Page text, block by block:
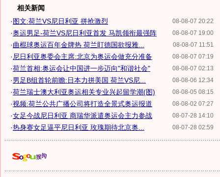
相关新闻
08-08-07 20:22
·图文:荷兰VS尼日利亚 拼抢激烈
08-08-07 19:00
·奥运男足-荷兰VS尼日利亚首发 马凯领衔最强阵
08-08-07 11:51
·曲棍球奥运百年金牌热 荷兰盯德国欲报雅...
08-08-07 07:19
· 尼日利亚奥委会主席:北京为奥运会做充分准备
08-08-07 02:13
·荷兰首相:奥运会让中国进一步迈向"和谐社会"
08-08-06 12:34
·男足B组首轮前瞻:日本力拼美国 荷兰VS尼...
08-08-05 08:15
·荷兰瑞士澳大利亚奥运相关专业兴起留学潮(图)
08-08-02 07:27
·视频:荷兰公共广播公司将打造全景式奥运报道
08-07-28 14:10
·女足今战尼日利亚 商瑞华派遣奥运会主力参战
08-07-28 02:59
·热身赛女足逼平尼日利亚 玫瑰期待北京奥...